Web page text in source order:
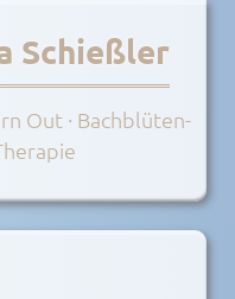
Schießler
Out · Bachblüten-